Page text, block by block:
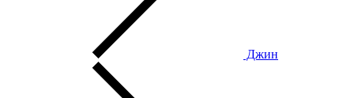
Джин